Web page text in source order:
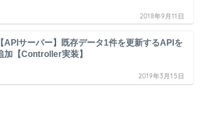
2018年9月11日
【APIサーバー】既存データ1件を更新するAPIを
加【Controller実装】
2019年3月15日